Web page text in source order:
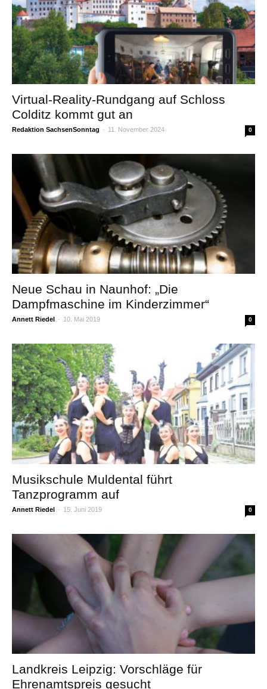
Virtual-Reality-Rundgang auf Schloss
Colditz kommt gut an
Redaktion SachsenSonntag - 11. November 2024 0
Neue Schau in Naunhof: „Die
Dampfmaschine im Kinderzimmer“
Annett Riedel - 10. Mai 2019 0
Musikschule Muldental führt
Tanzprogramm auf
Annett Riedel - 15. Juni 2019 0
Landkreis Leipzig: Vorschläge für
Ehrenamtspreis gesucht